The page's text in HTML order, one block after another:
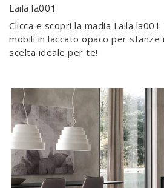
Laila la001
Clicca e scopri la madia Laila
mobili in laccato opaco per
scelta ideale per te!